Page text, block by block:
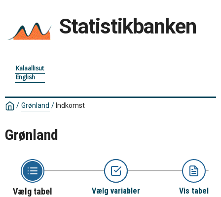
Statistikbanken
Kalaallisut
English
/ Grønland / Indkomst
Grønland
Vælg tabel Vælg variabler Vis tabel